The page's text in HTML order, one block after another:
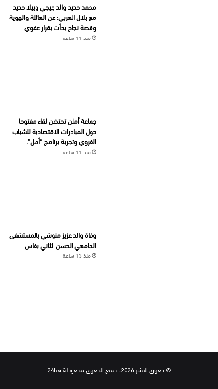
محمد حديد والد جيجي وبيلا حديد
مع بلال العربي: عن العائلة والهوية
وقصة نجاح بدأت بقرار عفوي
منذ 11 ساعة
جماعة أملن تحتضن لقاء مفتوحا
حول المبادرات الاقتصادية للشباب
القروي وتجربة برنامج “أمل”.
منذ 11 ساعة
وفاة والد عزيز منوشي بالمستشفى
الجامعي الحسن الثاني بفاس
منذ 13 ساعة
© حقوق النشر 2026، جميع الحقوق محفوظة هنا24